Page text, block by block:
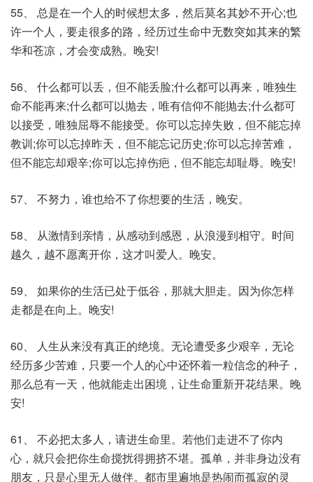
55、 总是在一个人的时候想太多，然后莫名其妙不开心;也
许一个人，要走很多的路，经历过生命中无数突如其来的繁
华和苍凉，才会变成熟。晚安!
56、 什么都可以丢，但不能丢脸;什么都可以再来，唯独生
命不能再来;什么都可以抛去，唯有信仰不能抛去;什么都可
以接受，唯独屈辱不能接受。你可以忘掉失败，但不能忘掉
教训;你可以忘掉昨天，但不能忘记历史;你可以忘掉苦难，
但不能忘却艰辛;你可以忘掉伤疤，但不能忘却耻辱。晚安!
57、 不努力，谁也给不了你想要的生活，晚安。
58、 从激情到亲情，从感动到感恩，从浪漫到相守。时间
越久，越不愿离开你，这才叫爱人。晚安。
59、 如果你的生活已处于低谷，那就大胆走。因为你怎样
走都是在向上。晚安!
60、 人生从来没有真正的绝境。无论遭受多少艰辛，无论
经历多少苦难，只要一个人的心中还怀着一粒信念的种子，
那么总有一天，他就能走出困境，让生命重新开花结果。晚
安!
61、 不必把太多人，请进生命里。若他们走进不了你内
心，就只会把你生命搅扰得拥挤不堪。孤单，并非身边没有
朋友，只是心里无人做伴。都市里遍地是热闹而孤寂的灵